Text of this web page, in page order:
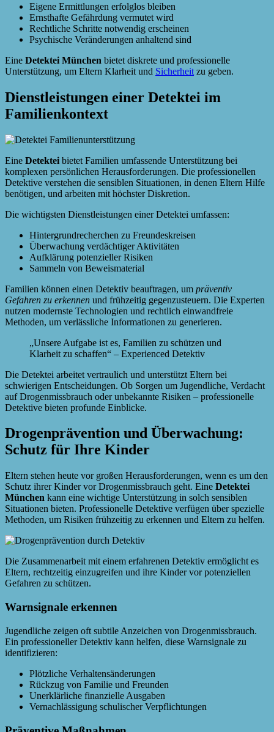
Eigene Ermittlungen erfolglos bleiben
Ernsthafte Gefährdung vermutet wird
Rechtliche Schritte notwendig erscheinen
Psychische Veränderungen anhaltend sind
Eine Detektei München bietet diskrete und professionelle
Unterstützung, um Eltern Klarheit und Sicherheit zu geben.
Dienstleistungen einer Detektei im
Familienkontext
Eine Detektei bietet Familien umfassende Unterstützung bei
komplexen persönlichen Herausforderungen. Die professionellen
Detektive verstehen die sensiblen Situationen, in denen Eltern Hilfe
benötigen, und arbeiten mit höchster Diskretion.
Die wichtigsten Dienstleistungen einer Detektei umfassen:
Hintergrundrecherchen zu Freundeskreisen
Überwachung verdächtiger Aktivitäten
Aufklärung potenzieller Risiken
Sammeln von Beweismaterial
Familien können einen Detektiv beauftragen, um präventiv
Gefahren zu erkennen und frühzeitig gegenzusteuern. Die Experten
nutzen modernste Technologien und rechtlich einwandfreie
Methoden, um verlässliche Informationen zu generieren.
„Unsere Aufgabe ist es, Familien zu schützen und
Klarheit zu schaffen“ – Experienced Detektiv
Die Detektei arbeitet vertraulich und unterstützt Eltern bei
schwierigen Entscheidungen. Ob Sorgen um Jugendliche, Verdacht
auf Drogenmissbrauch oder unbekannte Risiken – professionelle
Detektive bieten profunde Einblicke.
Drogenprävention und Überwachung:
Schutz für Ihre Kinder
Eltern stehen heute vor großen Herausforderungen, wenn es um den
Schutz ihrer Kinder vor Drogenmissbrauch geht. Eine Detektei
München kann eine wichtige Unterstützung in solch sensiblen
Situationen bieten. Professionelle Detektive verfügen über spezielle
Methoden, um Risiken frühzeitig zu erkennen und Eltern zu helfen.
Die Zusammenarbeit mit einem erfahrenen Detektiv ermöglicht es
Eltern, rechtzeitig einzugreifen und ihre Kinder vor potenziellen
Gefahren zu schützen.
Warnsignale erkennen
Jugendliche zeigen oft subtile Anzeichen von Drogenmissbrauch.
Ein professioneller Detektiv kann helfen, diese Warnsignale zu
identifizieren:
Plötzliche Verhaltensänderungen
Rückzug von Familie und Freunden
Unerklärliche finanzielle Ausgaben
Vernachlässigung schulischer Verpflichtungen